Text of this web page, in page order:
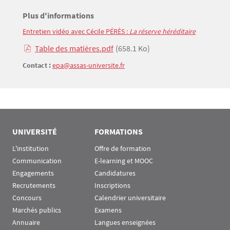
Titre
Plus d'informations
Texte
Entretien vidéo avec Cécile PÉRÈS : La réserve héréditaire
Table des matières.pdf (658.1 Ko)
Contact :epa@assas-universite.fr
UNIVERSITÉ
L'institution
Communication
Engagements
Recrutements
Concours
Marchés publics
Annuaire
FORMATIONS
Offre de formation
E-learning et MOOC
Candidatures
Inscriptions
Calendrier universitaire
Examens
Langues enseignées